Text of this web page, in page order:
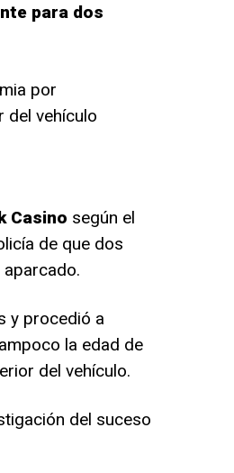
para dos
por
del vehículo
Casino según el
de que dos
y procedió a
la edad de
del vehículo.
del suceso